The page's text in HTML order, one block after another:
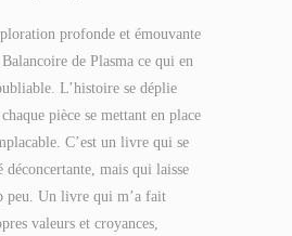
profonde et émouvante
de Plasma ce qui en
L’histoire se déplie
pièce se mettant en place
C’est un livre qui se
mais qui laisse
peu. Un livre qui m’a fait
valeurs et croyances,